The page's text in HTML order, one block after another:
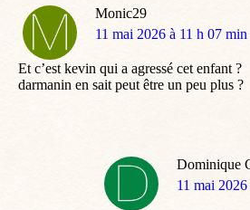
Monic29
dit
11 mai 2026 à 11 h 07 min
Et c’est kevin qui a agressé cet enfant ?
darmanin en sait peut être un peu plus ?
Dominique
dit
11 mai